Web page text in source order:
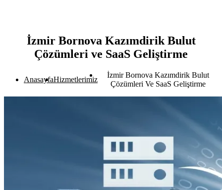
İzmir Bornova Kazımdirik Bulut
Çözümleri ve SaaS Geliştirme
AnasayfaHizmetlerimiz
İzmir Bornova Kazımdirik Bulut
Çözümleri Ve SaaS Geliştirme